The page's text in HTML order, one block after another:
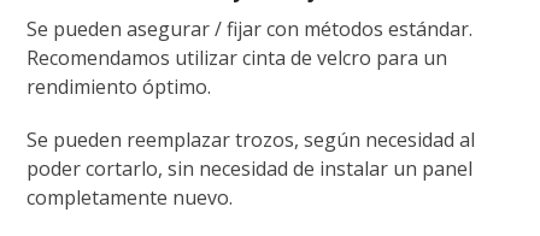
Se pueden asegurar / fijar con métodos estándar.
Recomendamos utilizar cinta de velcro para un
rendimiento óptimo.
Se pueden reemplazar trozos, según necesidad al
poder cortarlo, sin necesidad de instalar un panel
completamente nuevo.